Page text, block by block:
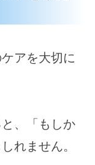
アを大切に
、「もしか
れません。